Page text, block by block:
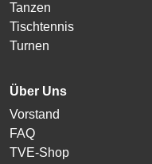
Tanzen
Tischtennis
Turnen
Über Uns
Vorstand
FAQ
TVE-Shop